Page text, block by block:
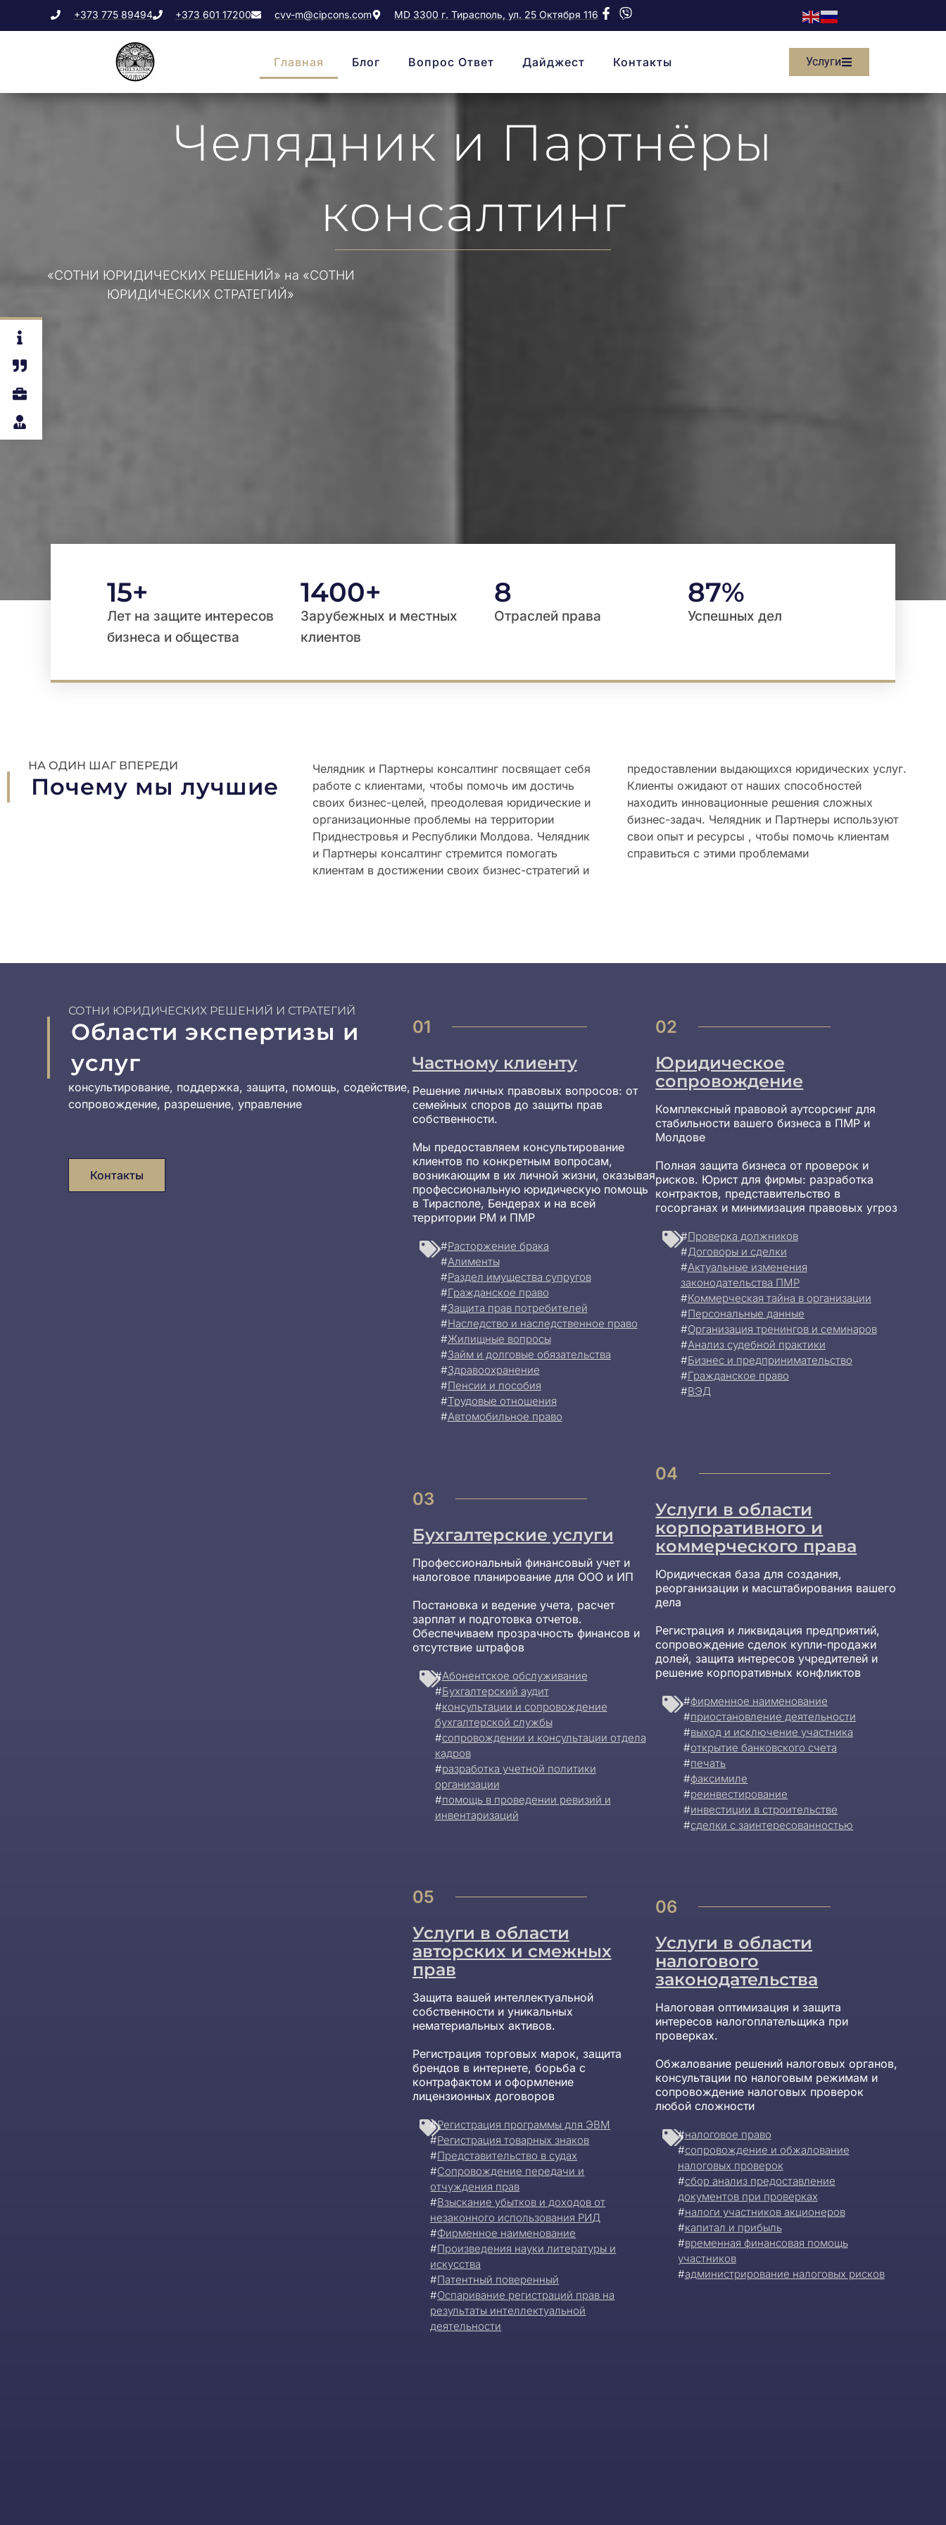
+373 775 89494 +373 601 17200 cvv-m@cipcons.com MD 3300 г. Тирасполь, ул. 25 Октября 116
Главная Блог Вопрос Ответ Дайджест Контакты Услуги
Челядник и Партнёры
консалтинг
«СОТНИ ЮРИДИЧЕСКИХ РЕШЕНИЙ» на «СОТНИ
ЮРИДИЧЕСКИХ СТРАТЕГИЙ»
Лет на защите интересов
бизнеса и общества
15+
Зарубежных и местных
клиентов
1400+
Отраслей права
8
Успешных дел
87%
НА ОДИН ШАГ ВПЕРЕДИ
Почему мы лучшие
Челядник и Партнеры консалтинг посвящает себя
работе с клиентами, чтобы помочь им достичь
своих бизнес-целей, преодолевая юридические и
организационные проблемы на территории
Приднестровья и Республики Молдова. Челядник
и Партнеры консалтинг стремится помогать
клиентам в достижении своих бизнес-стратегий и
предоставлении выдающихся юридических услуг.
Клиенты ожидают от наших способностей
находить инновационные решения сложных
бизнес-задач. Челядник и Партнеры используют
свои опыт и ресурсы , чтобы помочь клиентам
справиться с этими проблемами
СОТНИ ЮРИДИЧЕСКИХ РЕШЕНИЙ И СТРАТЕГИЙ
Области экспертизы и
услуг
консультирование, поддержка, защита, помощь, содействие,
сопровождение, разрешение, управление
Контакты
01
Частному клиенту
Решение личных правовых вопросов: от
семейных споров до защиты прав
собственности.
Мы предоставляем консультирование
клиентов по конкретным вопросам,
возникающим в их личной жизни, оказывая
профессиональную юридическую помощь
в Тирасполе, Бендерах и на всей
территории РМ и ПМР
#Расторжение брака
#Алименты
#Раздел имущества супругов
#Гражданское право
#Защита прав потребителей
#Наследство и наследственное право
#Жилищные вопросы
#Займ и долговые обязательства
#Здравоохранение
#Пенсии и пособия
#Трудовые отношения
#Автомобильное право
03
Бухгалтерские услуги
Профессиональный финансовый учет и
налоговое планирование для ООО и ИП
Постановка и ведение учета, расчет
зарплат и подготовка отчетов.
Обеспечиваем прозрачность финансов и
отсутствие штрафов
#Абонентское обслуживание
#Бухгалтерский аудит
#консультации и сопровождение
бухгалтерской службы
#сопровождении и консультации отдела
кадров
#разработка учетной политики
организации
#помощь в проведении ревизий и
инвентаризаций
05
Услуги в области
авторских и смежных
прав
Защита вашей интеллектуальной
собственности и уникальных
нематериальных активов.
Регистрация торговых марок, защита
брендов в интернете, борьба с
контрафактом и оформление
лицензионных договоров
#Регистрация программы для ЭВМ
#Регистрация товарных знаков
#Представительство в судах
#Сопровождение передачи и
отчуждения прав
#Взыскание убытков и доходов от
незаконного использования РИД
#Фирменное наименование
#Произведения науки литературы и
искусства
#Патентный поверенный
#Оспаривание регистраций прав на
результаты интеллектуальной
деятельности
02
Юридическое
сопровождение
Комплексный правовой аутсорсинг для
стабильности вашего бизнеса в ПМР и
Молдове
Полная защита бизнеса от проверок и
рисков. Юрист для фирмы: разработка
контрактов, представительство в
госорганах и минимизация правовых угроз
#Проверка должников
#Договоры и сделки
#Актуальные изменения
законодательства ПМР
#Коммерческая тайна в организации
#Персональные данные
#Организация тренингов и семинаров
#Анализ судебной практики
#Бизнес и предпринимательство
#Гражданское право
#ВЭД
04
Услуги в области
корпоративного и
коммерческого права
Юридическая база для создания,
реорганизации и масштабирования вашего
дела
Регистрация и ликвидация предприятий,
сопровождение сделок купли-продажи
долей, защита интересов учредителей и
решение корпоративных конфликтов
#фирменное наименование
#приостановление деятельности
#выход и исключение участника
#открытие банковского счета
#печать
#факсимиле
#реинвестирование
#инвестиции в строительстве
#сделки с заинтересованностью
06
Услуги в области
налогового
законодательства
Налоговая оптимизация и защита
интересов налогоплательщика при
проверках.
Обжалование решений налоговых органов,
консультации по налоговым режимам и
сопровождение налоговых проверок
любой сложности
#налоговое право
#сопровождение и обжалование
налоговых проверок
#сбор анализ предоставление
документов при проверках
#налоги участников акционеров
#капитал и прибыль
#временная финансовая помощь
участников
#администрирование налоговых рисков